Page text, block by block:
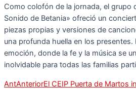
Como colofón de la jornada, el grupo
Sonido de Betania» ofreció un
piezas propias y versiones de
una profunda huella en los presentes.
emoción, donde la fe y la música se
inolvidable para todas las familias
AntAnteriorEl CEIP Puerta de Martos